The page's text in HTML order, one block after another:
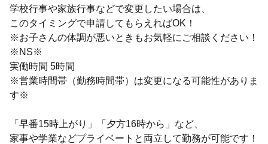
学校行事や家族行事などで変更したい場合は、
このタイミングで申請してもらえればOK！
※お子さんの体調が悪いときもお気軽にご相談ください！
※NS※
実働時間 5時間
※営業時間帯（勤務時間帯）は変更になる可能性がありま
す※
「早番15時上がり」「夕方16時から」など、
家事や学業などプライベートと両立して勤務が可能です！